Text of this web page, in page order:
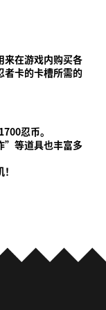
来在游戏内购买各
卡的卡槽所需的
忍币。
”等道具也丰富多